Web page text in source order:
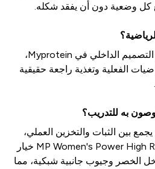
كل وضعية دون أن يفقد شكله.
صمّم هذه المجموعة فريق التصميم الداخلي في Myprotein،
الفعلية وتغذية راجعة حقيقية
به للتدريب؟
بين الثبات والتخزين العملي،
فإن MP Women's Power High Rise Leggings - Black خيار
الخصر وجيوب جانبية شبكية، مما